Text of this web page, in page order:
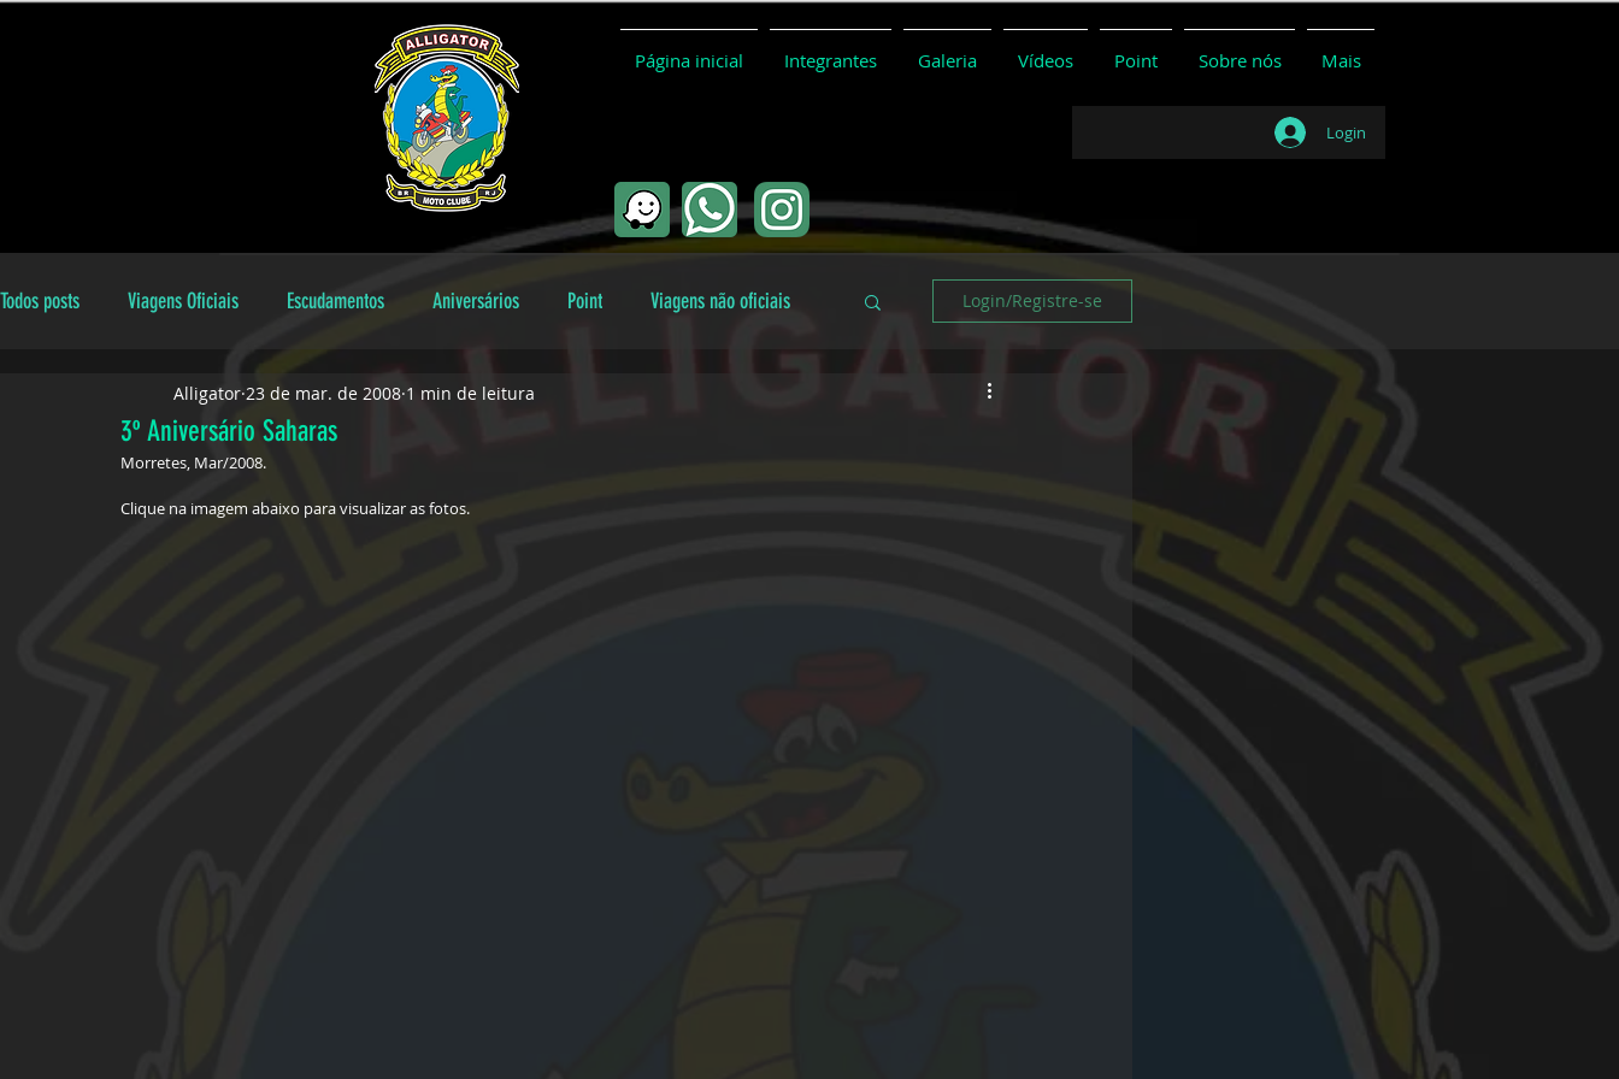
Página inicial Integrantes Galeria Vídeos Point Sobre nós Mais
Login
Todos posts Viagens Oficiais Escudamentos Aniversários Point Viagens não oficiais
Aniversariantes galeria Dicas
Login/Registre-se
3º Aniversário Saharas
Alligator 23 de mar. de 2008 1 min de leitura
Morretes, Mar/2008.
Clique na imagem abaixo para visualizar as fotos.